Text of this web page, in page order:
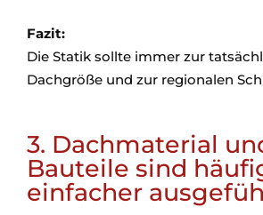
Fazit:
Die Statik sollte immer zur
Dachgröße und zur regionalen
3. Dachmaterial
Bauteile sind
einfacher